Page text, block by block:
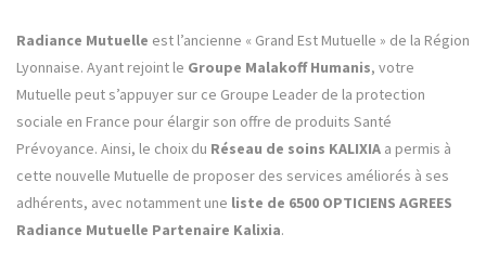
Radiance Mutuelle est l’ancienne « Grand Est Mutuelle » de la Région
Lyonnaise. Ayant rejoint le Groupe Malakoff Humanis, votre
Mutuelle peut s’appuyer sur ce Groupe Leader de la protection
sociale en France pour élargir son offre de produits Santé
Prévoyance. Ainsi, le choix du Réseau de soins KALIXIA a permis à
cette nouvelle Mutuelle de proposer des services améliorés à ses
adhérents, avec notamment une liste de 6500 OPTICIENS AGREES
Radiance Mutuelle Partenaire Kalixia.